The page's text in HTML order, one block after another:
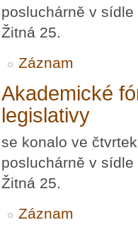
posluchárně v
Žitná 25.
Záznam
Akademické
legislativy
se konalo ve
posluchárně v
Žitná 25.
Záznam